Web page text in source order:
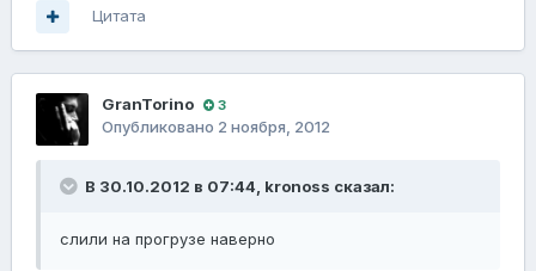
Цитата
GranTorino 3
Опубликовано 2 ноября, 2012
В 30.10.2012 в 07:44, kronoss сказал:
слили на прогрузе наверно